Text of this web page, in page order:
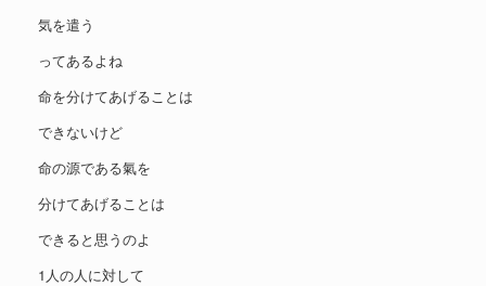
気を遣う
ってあるよね
命を分けてあげることは
できないけど
命の源である氣を
分けてあげることは
できると思うのよ
1人の人に対して